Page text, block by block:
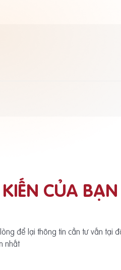
CỦA BẠN
để lại thông tin cần tư vấn tại
nhất